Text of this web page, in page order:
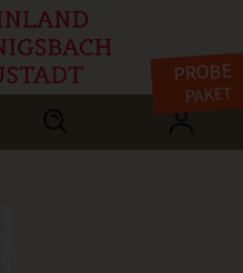
PROBE
PAKET